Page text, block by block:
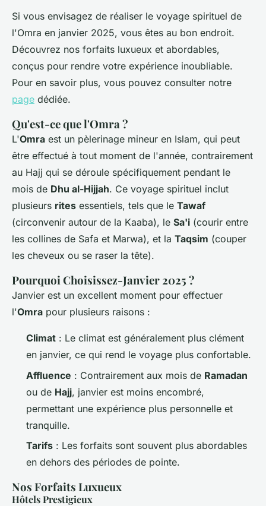
Si vous envisagez de réaliser le voyage spirituel de
l'Omra en janvier 2025, vous êtes au bon endroit.
Découvrez nos forfaits luxueux et abordables,
conçus pour rendre votre expérience inoubliable.
Pour en savoir plus, vous pouvez consulter notre
page dédiée.
Qu'est-ce que l'Omra ?
L'Omra est un pèlerinage mineur en Islam, qui peut
être effectué à tout moment de l'année, contrairement
au Hajj qui se déroule spécifiquement pendant le
mois de Dhu al-Hijjah. Ce voyage spirituel inclut
plusieurs rites essentiels, tels que le Tawaf
(circonvenir autour de la Kaaba), le Sa'i (courir entre
les collines de Safa et Marwa), et la Taqsim (couper
les cheveux ou se raser la tête).
Pourquoi Choisissez-Janvier 2025 ?
Janvier est un excellent moment pour effectuer
l'Omra pour plusieurs raisons :
Climat : Le climat est généralement plus clément
en janvier, ce qui rend le voyage plus confortable.
Affluence : Contrairement aux mois de Ramadan
ou de Hajj, janvier est moins encombré,
permettant une expérience plus personnelle et
tranquille.
Tarifs : Les forfaits sont souvent plus abordables
en dehors des périodes de pointe.
Nos Forfaits Luxueux
Hôtels Prestigieux